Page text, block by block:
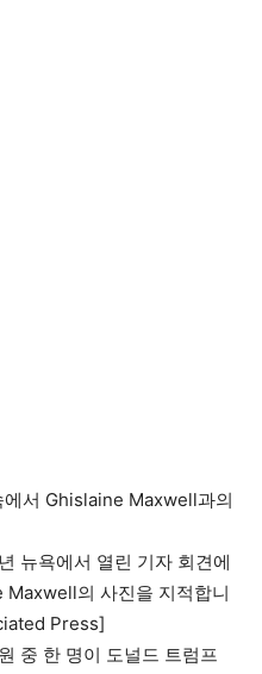
뉴욕에서 열린 기자 회견에
의 사진을 지적합니
Press]
중 한 명이 도널드 트럼프